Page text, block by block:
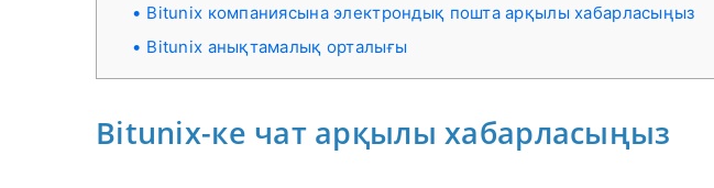
Bitunix компаниясына электрондық пошта арқылы хабарласыңыз
Bitunix анықтамалық орталығы
Bitunix-ке чат арқылы хабарласыңыз